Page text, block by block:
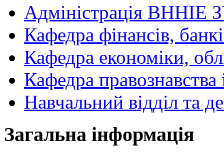
Адміністрація ВННІЕ
Кафедра фінансів,
Кафедра економіки,
Кафедра
Навчальний відділ та
Загальна інформація